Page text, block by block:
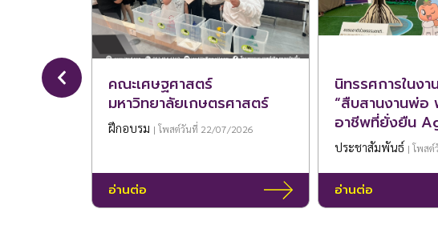
คณะเศษฐศาสตร์
มหาวิทยาลัยเกษตรศาสตร์
ฝึกอบรม | โพสต์วันที่ 22/07/2026
อ่านต่อ
นิทรรศการในง
“สืบสานงานพ่
อาชีพที่ยั่งยืน
museum” ณ
การเกษตรเฉลิม
พระบาทสมเด็จพ
ถนนพหลโยธิน ต
ประชาสัมพันธ์ | โพส
อ่านต่อ